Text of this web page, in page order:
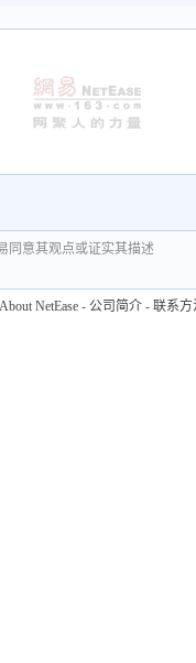
同意其观点或证实其描述
About NetEase - 公司简介 - 联系方